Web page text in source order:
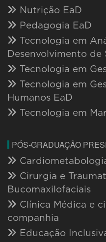
Nutrição EaD
Pedagogia EaD
Tecnologia em
Desenvolvimento de
Tecnologia em
Tecnologia em
Humanos EaD
Tecnologia em
PÓS-GRADUAÇÃO
Cirurgia e
Bucomaxilofaciais
Clínica Médica e
companhia
Educação